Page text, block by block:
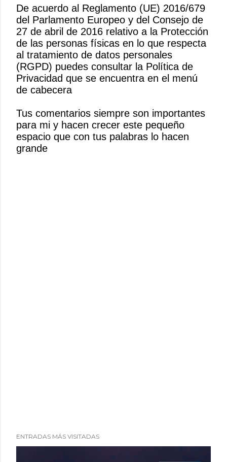
P
u
b
l
i
c
a
u
n
c
o
De acuerdo al Reglamento (UE) 2016/679
del Parlamento Europeo y del Consejo de
27 de abril de 2016 relativo a la Protección
de las personas físicas en lo que respecta
al tratamiento de datos personales
(RGPD) puedes consultar la Política de
Privacidad que se encuentra en el menú
de cabecera
Tus comentarios siempre son importantes
para mi y hacen crecer este pequeño
espacio que con tus palabras lo hacen
grande
ENTRADAS MÁS VISITADAS